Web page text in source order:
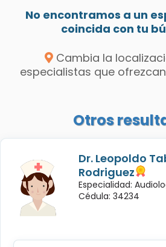
No encontramos a un
coincida con tu
Cambia la
especialistas que
Otros
Dr. Leopoldo
Rodriguez
Especialidad:
Cédula: 34234